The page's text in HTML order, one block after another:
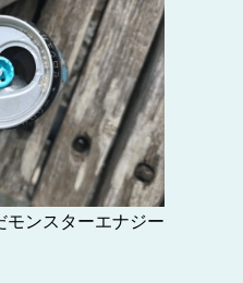
モンスターエナジー